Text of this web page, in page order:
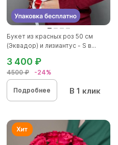
Букет из красных роз 50 см
(Эквадор) и лизиантус - S в...
4500 ₽ -24%
3 400 ₽
Подробнее В 1 клик